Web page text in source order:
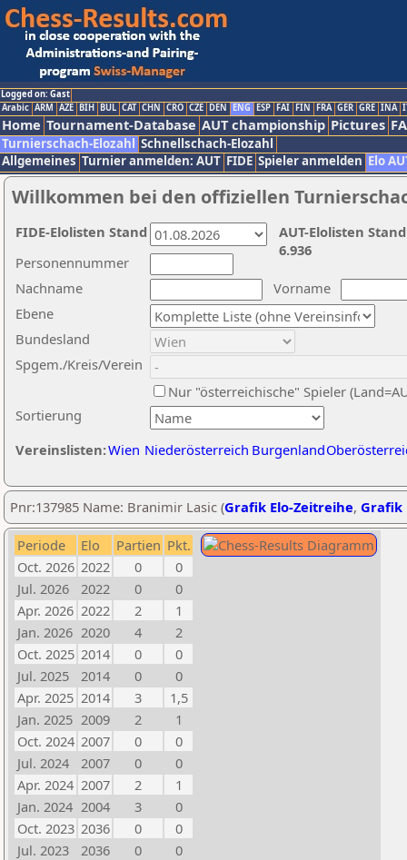
Logged on: Gast
Arabic ARM AZE BIH BUL CAT CHN CRO CZE DEN ENG ESP FAI FIN FRA GER GRE INA
Home Tournament-Database AUT championship Pictures
Turnierschach-Elozahl Schnellschach-Elozahl
Allgemeines Turnier anmelden: AUT FIDE Spieler anmelden Elo
Willkommen bei den offiziellen
Nachname
Vorname
Ebene
Sortierung
Personennummer
Bundesland
Spgem./Kreis/Verein
Nur "österreichische" Spieler
Vereinslisten:Wien Niederösterreich Burgenland
AUT-Elolisten
6.936
FIDE-Elolisten Stand
Pnr:137985 Name: Branimir Lasic (Grafik Elo-Zeitreihe, Grafik
Periode Elo Partien Pkt.
Oct. 2026 2022 0
0
Jul. 2026
2022 0
0
Apr. 2026 2022 2
1
Jan. 2026 2020 4
2
Oct. 2025 2014 0
0
Jul. 2025
2014 0
0
Apr. 2025 2014 3
1,5
Jan. 2025 2009 2
1
Oct. 2024 2007 0
0
Jul. 2024
2007 0
0
Apr. 2024 2007 2
1
Jan. 2024 2004 3
0
Oct. 2023 2036 0
0
Jul. 2023
2036 0
0